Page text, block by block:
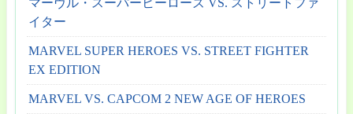
マーヴル・スーパーヒーローズ VS. ストリートファ
イター
MARVEL SUPER HEROES VS. STREET FIGHTER
EX EDITION
MARVEL VS. CAPCOM 2 NEW AGE OF HEROES